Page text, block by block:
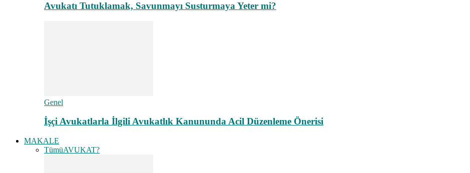
Avukatı Tutuklamak, Savunmayı Susturmaya Yeter mi?
Genel
İşçi Avukatlarla İlgili Avukatlık Kanununda Acil Düzenleme Önerisi
MAKALE
TümüAVUKAT?